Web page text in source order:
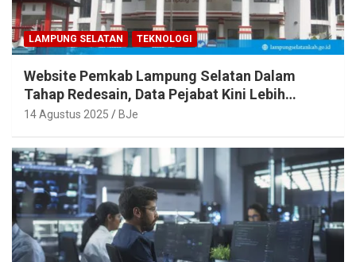
LAMPUNG SELATAN TEKNOLOGI
Website Pemkab Lampung Selatan Dalam
Tahap Redesain, Data Pejabat Kini Lebih
Mudah Diakses
14 Agustus 2025 BJe